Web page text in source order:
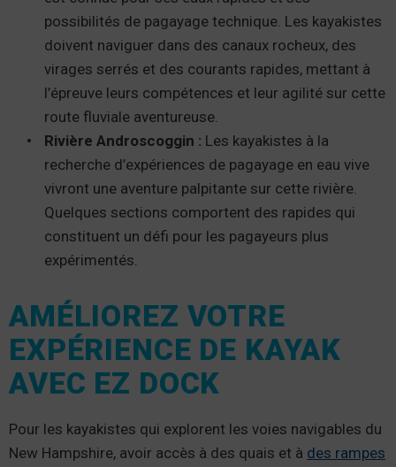
possibilités de pagayage technique. Les kayakistes
doivent naviguer dans des canaux rocheux, des
virages serrés et des courants rapides, mettant à
l’épreuve leurs compétences et leur agilité sur cette
route fluviale aventureuse.
Rivière Androscoggin : Les kayakistes à la
recherche d’expériences de pagayage en eau vive
vivront une aventure palpitante sur cette rivière.
Quelques sections comportent des rapides qui
constituent un défi pour les pagayeurs plus
expérimentés.
AMÉLIOREZ VOTRE
EXPÉRIENCE DE KAYAK
AVEC EZ DOCK
Pour les kayakistes qui explorent les voies navigables du
New Hampshire, avoir accès à des quais et à des rampes